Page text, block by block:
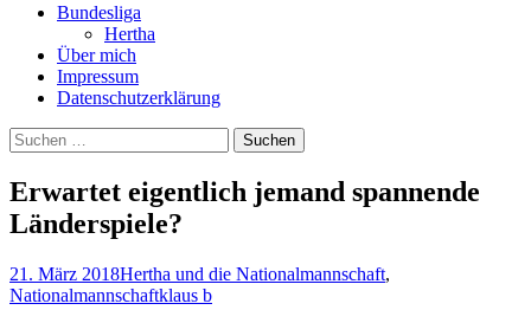
Bundesliga
Hertha
Über mich
Impressum
Datenschutzerklärung
Suchen
nach:
Erwartet eigentlich jemand spannende
Länderspiele?
21. März 2018Hertha und die Nationalmannschaft,
Nationalmannschaftklaus b